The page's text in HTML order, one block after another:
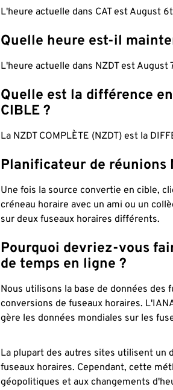
L'heure actuelle dans CAT est August
Quelle heure est-il
L'heure actuelle dans NZDT est
Quelle est la différence
CIBLE ?
La NZDT COMPLÈTE (NZDT) est la
Planificateur de réunions
Une fois la source convertie en cible,
créneau horaire avec un ami ou un
sur deux fuseaux horaires différents.
Pourquoi devriez-vous
de temps en ligne ?
Nous utilisons la base de données des
conversions de fuseaux horaires.
gère les données mondiales sur les
La plupart des autres sites utilisent un
fuseaux horaires. Cependant, cette
géopolitiques et aux changements